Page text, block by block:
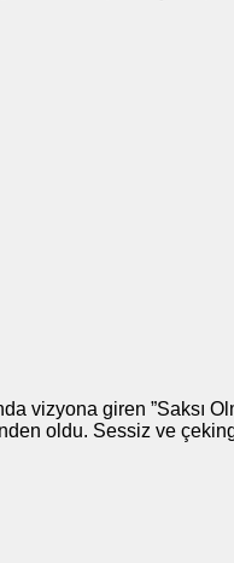
vizyona giren ”Saksı
oldu. Sessiz ve